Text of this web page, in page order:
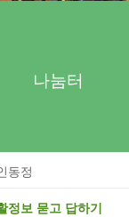
나눔터
동정
정보 묻고 답하기